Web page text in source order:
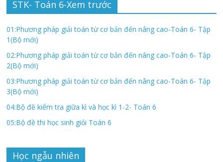
STK- Toán 6-Xem trước
01:Phương pháp giải toán từ cơ bản đến nâng cao-Toán 6- Tập
1(Bộ mới)
02:Phương pháp giải toán từ cơ bản đến nâng cao-Toán 6- Tập
2(Bộ mới)
03:Phương pháp giải toán từ cơ bản đến nâng cao-Toán 6- Tập
3(Bộ mới)
04:Bộ đề kiểm tra giữa kì và học kì 1-2- Toán 6
05:Bộ đề thi học sinh giỏi Toán 6
Học ngẫu nhiên